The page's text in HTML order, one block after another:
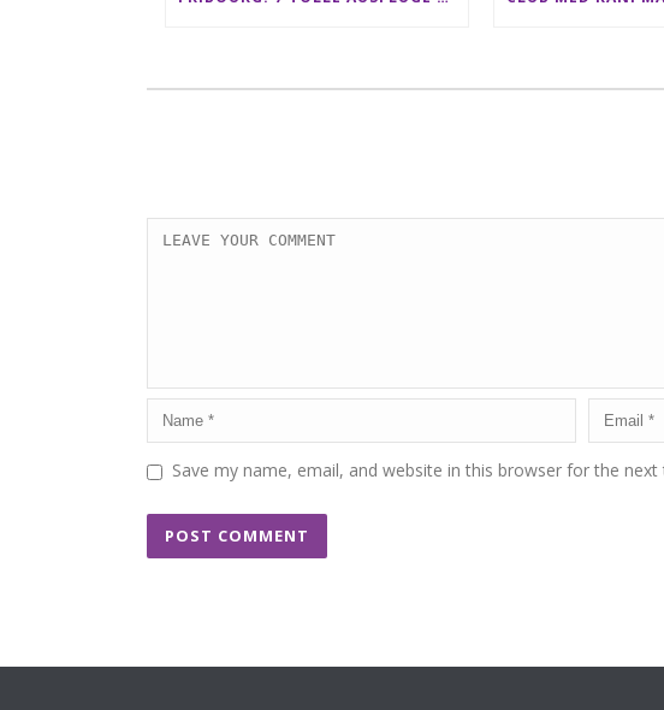
Save my name, email, and website in this browser for the